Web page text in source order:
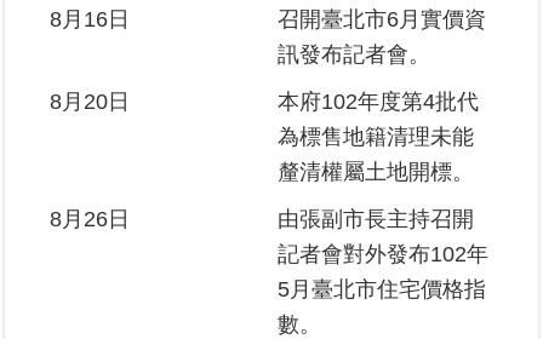
8月16日
召開臺北市6月實價資
訊發布記者會。
8月20日
本府102年度第4批代
為標售地籍清理未能
釐清權屬土地開標。
8月26日
由張副市長主持召開
記者會對外發布102年
5月臺北市住宅價格指
數。